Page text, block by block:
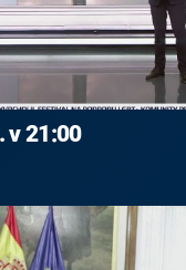
v 21:00